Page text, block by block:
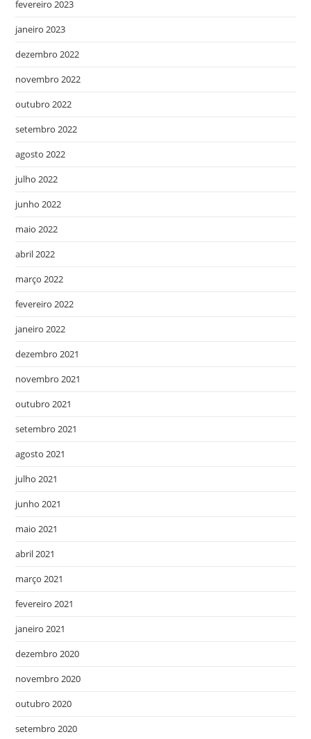
fevereiro 2023
janeiro 2023
dezembro 2022
novembro 2022
outubro 2022
setembro 2022
agosto 2022
julho 2022
junho 2022
maio 2022
abril 2022
março 2022
fevereiro 2022
janeiro 2022
dezembro 2021
novembro 2021
outubro 2021
setembro 2021
agosto 2021
julho 2021
junho 2021
maio 2021
abril 2021
março 2021
fevereiro 2021
janeiro 2021
dezembro 2020
novembro 2020
outubro 2020
setembro 2020